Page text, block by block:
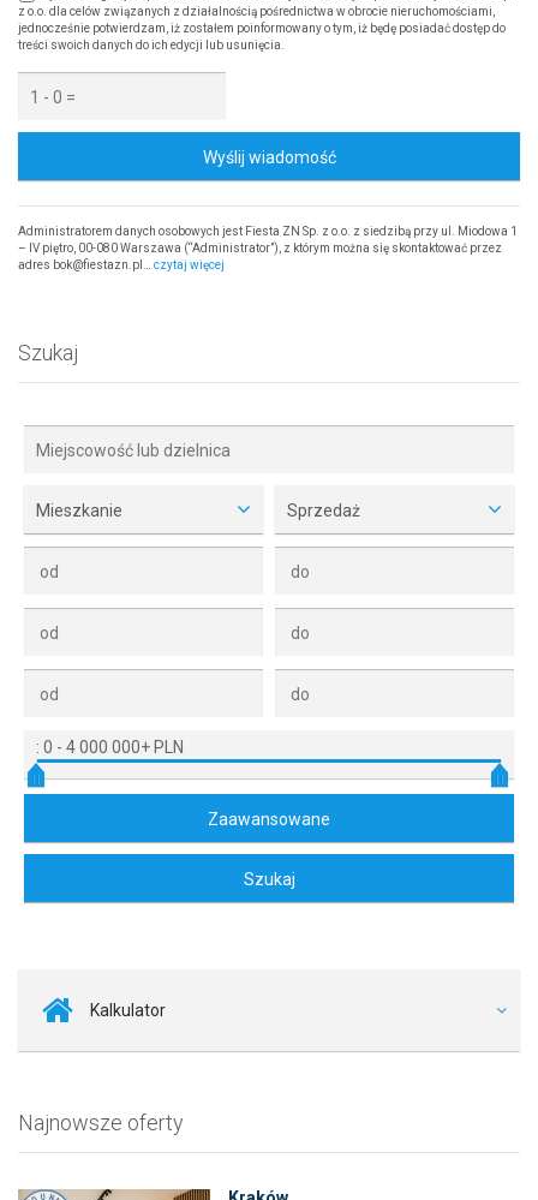
z o.o. dla celów związanych z działalnością pośrednictwa w obrocie nieruchomościami,
jednocześnie potwierdzam, iż zostałem poinformowany o tym, iż będę posiadać dostęp do
treści swoich danych do ich edycji lub usunięcia.
Wyślij wiadomość
Administratorem danych osobowych jest Fiesta ZN Sp. z o.o. z siedzibą przy ul. Miodowa 1
– IV piętro, 00-080 Warszawa (“Administrator”), z którym można się skontaktować przez
adres bok@fiestazn.pl… czytaj więcej
Szukaj
Mieszkanie Sprzedaż
: 0 - 4 000 000+ PLN
Kalkulator
Najnowsze oferty